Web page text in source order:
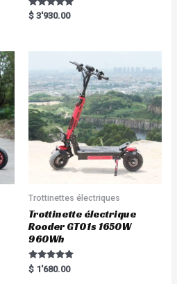
Rated
5.00
$ 3'930.00
Trottinettes électriques
Trottinette électrique
Rooder GT01s 1650W
960Wh
Rated
5.00
$ 1'680.00